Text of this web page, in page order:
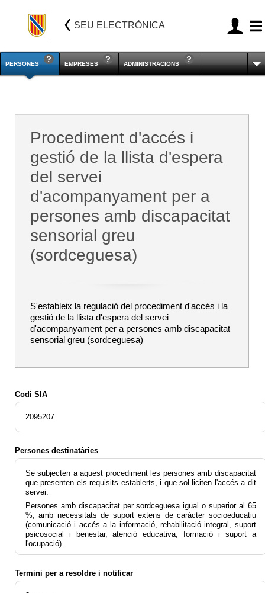
SEU ELECTRÒNICA
PERSONES EMPRESES ADMINISTRACIONS
Procediment d'accés i
gestió de la llista d'espera
del servei
d'acompanyament per a
persones amb discapacitat
sensorial greu
(sordceguesa)
S'estableix la regulació del procediment d'accés i la
gestió de la llista d'espera del servei
d'acompanyament per a persones amb discapacitat
sensorial greu (sordceguesa)
Codi SIA
2095207
Persones destinatàries
Se subjecten a aquest procediment les persones amb discapacitat
que presenten els requisits establerts, i que sol.liciten l'accés a dit
servei.
Persones amb discapacitat per sordceguesa igual o superior al 65
%, amb necessitats de suport extens de caràcter socioeducatiu
(comunicació i accés a la informació, rehabilitació integral, suport
psicosocial i benestar, atenció educativa, formació i suport a
l'ocupació).
Termini per a resoldre i notificar